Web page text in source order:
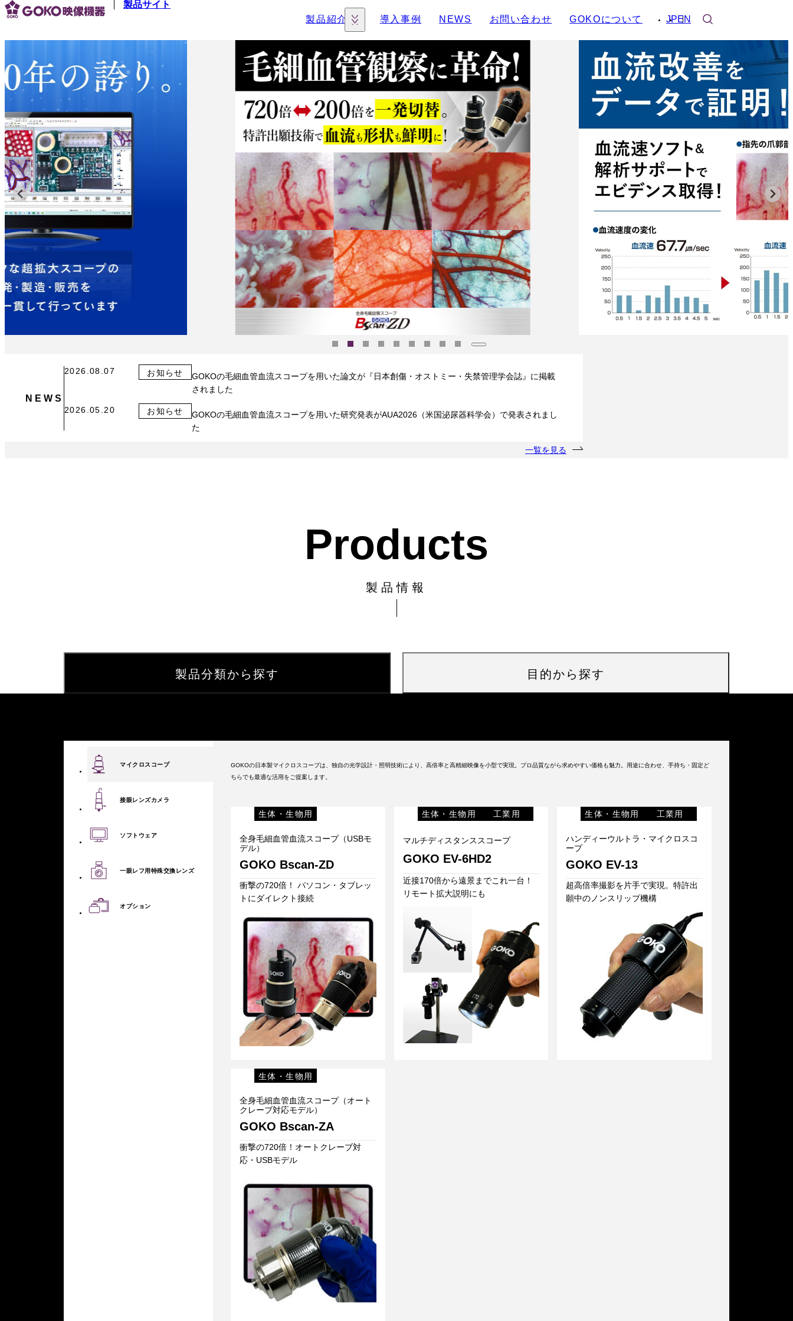
メインコンテンツへスキップ
製品サイト
製品紹介
導入事例 NEWS お問い合わせ GOKOについて JPEN
Pause
NEWS
2026.08.07 お知らせ
GOKOの毛細血管血流スコープを用いた論文が『日本創傷・オストミー・失禁管理学会誌』に掲載
されました
2026.05.20 お知らせ
GOKOの毛細血管血流スコープを用いた研究発表がAUA2026（米国泌尿器科学会）で発表されまし
た
ニュース
一覧を見る
Products
製品情報
製品分類から探す 目的から探す
マイクロスコープ
接眼レンズカメラ
ソフトウェア
一眼レフ用特殊交換レンズ
オプション
GOKOの日本製マイクロスコープは、独自の光学設計・照明技術により、高倍率と高精細映像を小型で実現。プロ品質ながら求めやすい価格も魅力。用途に合わせ、手持ち・固定ど
ちらでも最適な活用をご提案します。
生体・生物用
全身毛細血管血流スコープ（USBモ
デル）
GOKO Bscan-ZD
衝撃の720倍！ パソコン・タブレッ
トにダイレクト接続
生体・生物用 工業用
マルチディスタンススコープ
GOKO EV-6HD2
近接170倍から遠景までこれ一台！
リモート拡大説明にも
生体・生物用 工業用
ハンディーウルトラ・マイクロスコ
ープ
GOKO EV-13
超高倍率撮影を片手で実現。特許出
願中のノンスリップ機構
生体・生物用
全身毛細血管血流スコープ（オート
クレーブ対応モデル）
GOKO Bscan-ZA
衝撃の720倍！オートクレーブ対
応・USBモデル